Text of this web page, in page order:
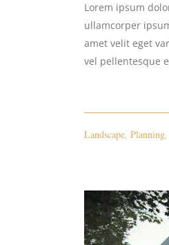
Lorem ipsum
ullamcorper
amet velit eget
vel pellentesque
Landscape, Planning,